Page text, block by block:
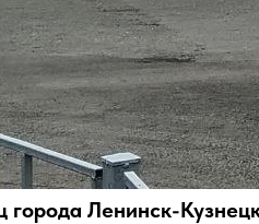
города Ленинск-